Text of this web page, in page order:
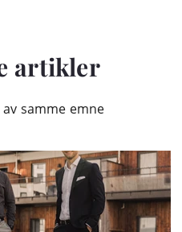
artikler
samme emne